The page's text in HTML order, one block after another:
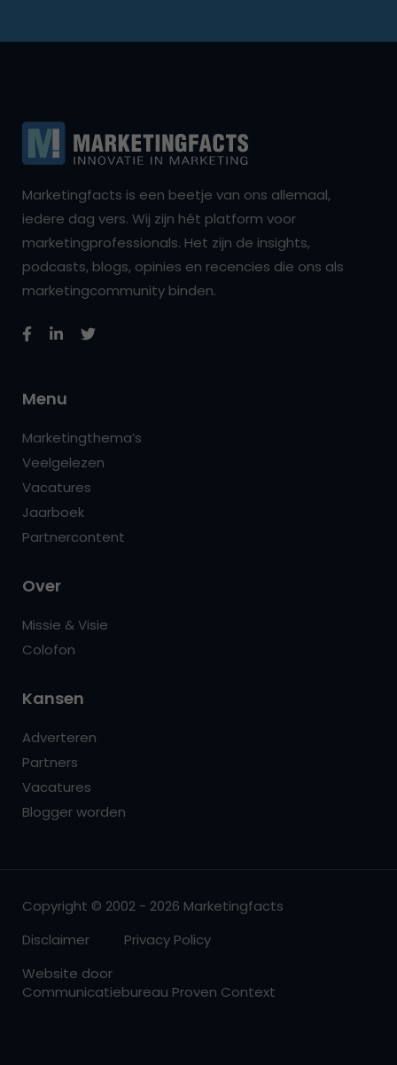
Marketingfacts is een beetje van ons allemaal,
iedere dag vers. Wij zijn hét platform voor
marketingprofessionals. Het zijn de insights,
podcasts, blogs, opinies en recencies die ons als
marketingcommunity binden.
Menu
Marketingthema’s
Veelgelezen
Vacatures
Jaarboek
Partnercontent
Over
Missie & Visie
Colofon
Kansen
Adverteren
Partners
Vacatures
Blogger worden
Copyright © 2002 - 2026 Marketingfacts
Disclaimer
Privacy Policy
Website door
Communicatiebureau Proven Context